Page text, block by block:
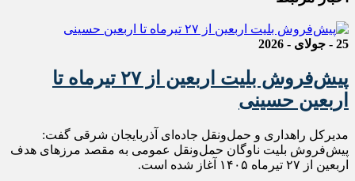
25 - جولای - 2026
پیش‌فروش بلیت اربعین از ۲۷ تیرماه تا
اربعین حسینی
مدیرکل راهداری و حمل‌ونقل جاده‌ای آذربایجان شرقی گفت:
پیش‌فروش بلیت ناوگان حمل‌ونقل عمومی به مقصد مرزهای هدف
اربعین از ۲۷ تیرماه ۱۴۰۵ آغاز شده است.